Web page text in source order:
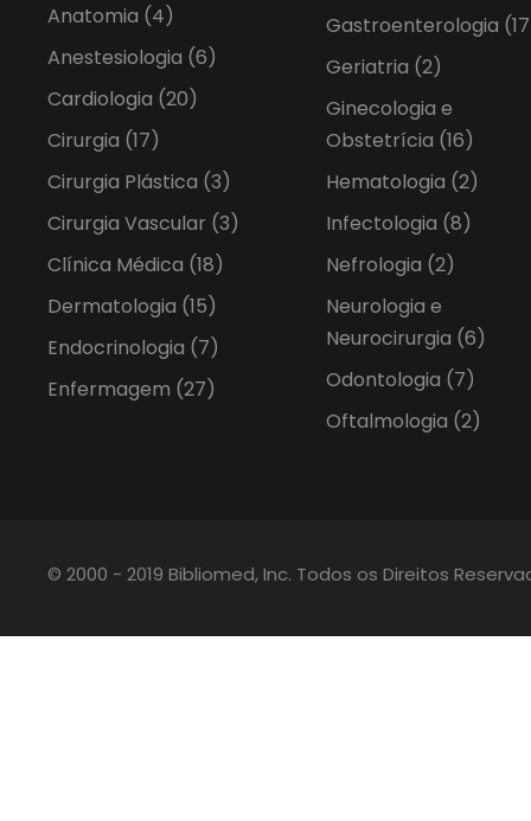
Anatomia (4)
Anestesiologia (6)
Cardiologia (20)
Cirurgia (17)
Cirurgia Plástica (3)
Cirurgia Vascular (3)
Clínica Médica (18)
Dermatologia (15)
Endocrinologia (7)
Enfermagem (27)
Gastroenterologia
Geriatria (2)
Ginecologia e
Obstetrícia (16)
Hematologia (2)
Infectologia (8)
Nefrologia (2)
Neurologia e
Neurocirurgia (6)
Odontologia (7)
Oftalmologia (2)
© 2000 - 2019 Bibliomed, Inc. Todos os Direitos